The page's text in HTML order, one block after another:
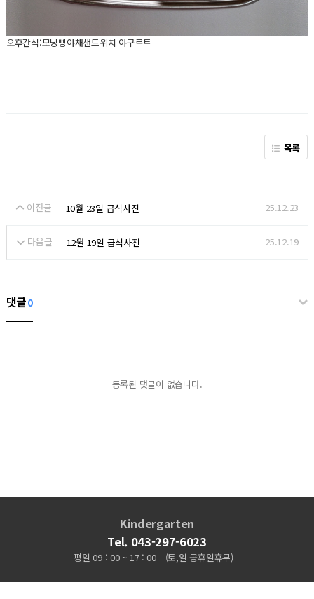
오후간식:모닝빵야채샌드위치 야구르트
목록
이전글 10월 23일 급식사진 25.12.23
다음글 12월 19일 급식사진 25.12.19
댓글0
등록된 댓글이 없습니다.
Kindergarten
Tel. 043-297-6023
평일 09 : 00 ~ 17 : 00 (토,일 공휴일휴무)